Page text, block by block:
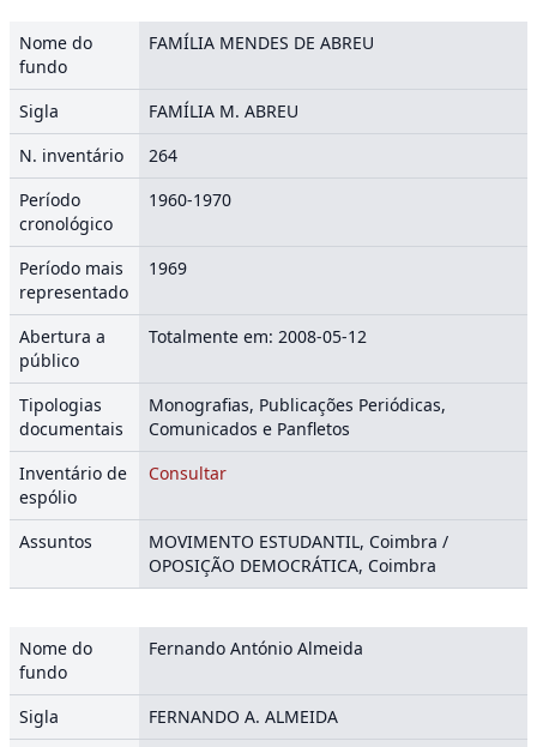
Nome do
fundo
FAMÍLIA MENDES DE ABREU
Sigla
FAMÍLIA M. ABREU
N. inventário
264
Período
cronológico
1960-1970
Período mais
representado
1969
Abertura a
público
Totalmente em: 2008-05-12
Tipologias
documentais
Monografias, Publicações Periódicas,
Comunicados e Panfletos
Inventário de
espólio
Consultar
Assuntos
MOVIMENTO ESTUDANTIL, Coimbra /
OPOSIÇÃO DEMOCRÁTICA, Coimbra
Nome do
fundo
Fernando António Almeida
Sigla
FERNANDO A. ALMEIDA